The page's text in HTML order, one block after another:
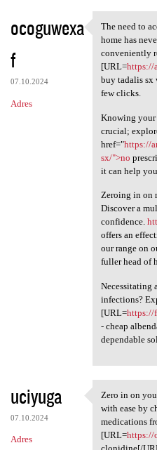
ocoguwexa
f
07.10.2024
Adres
The need
The need to
home has
conveniently
[URL=https://
buy tadalis sx
few clicks.
Knowing your
crucial;
href="https://
sx/">no
it can help you.
Zeroing in on
Discover a
confidence.
offers an
our range on
fuller head of
Necessitating
infections?
[URL=https://
- cheap
dependable
uciyuga
07.10.2024
Adres
Zero in on
Zero in on
with ease by
medications
[URL=https://